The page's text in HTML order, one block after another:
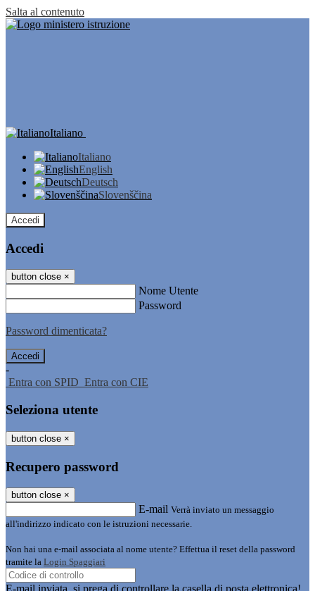
Salta al contenuto
Italiano
Italiano
English
Deutsch
Slovenščina
Accedi
Accedi
button close ×
Nome Utente
Password
Password dimenticata?
-
Entra con SPID Entra con CIE
Seleziona utente
button close ×
Recupero password
button close ×
E-mail Verrà inviato un messaggio
all'indirizzo indicato con le istruzioni necessarie.
Non hai una e-mail associata al nome utente? Effettua il reset della password
tramite la Login Spaggiari